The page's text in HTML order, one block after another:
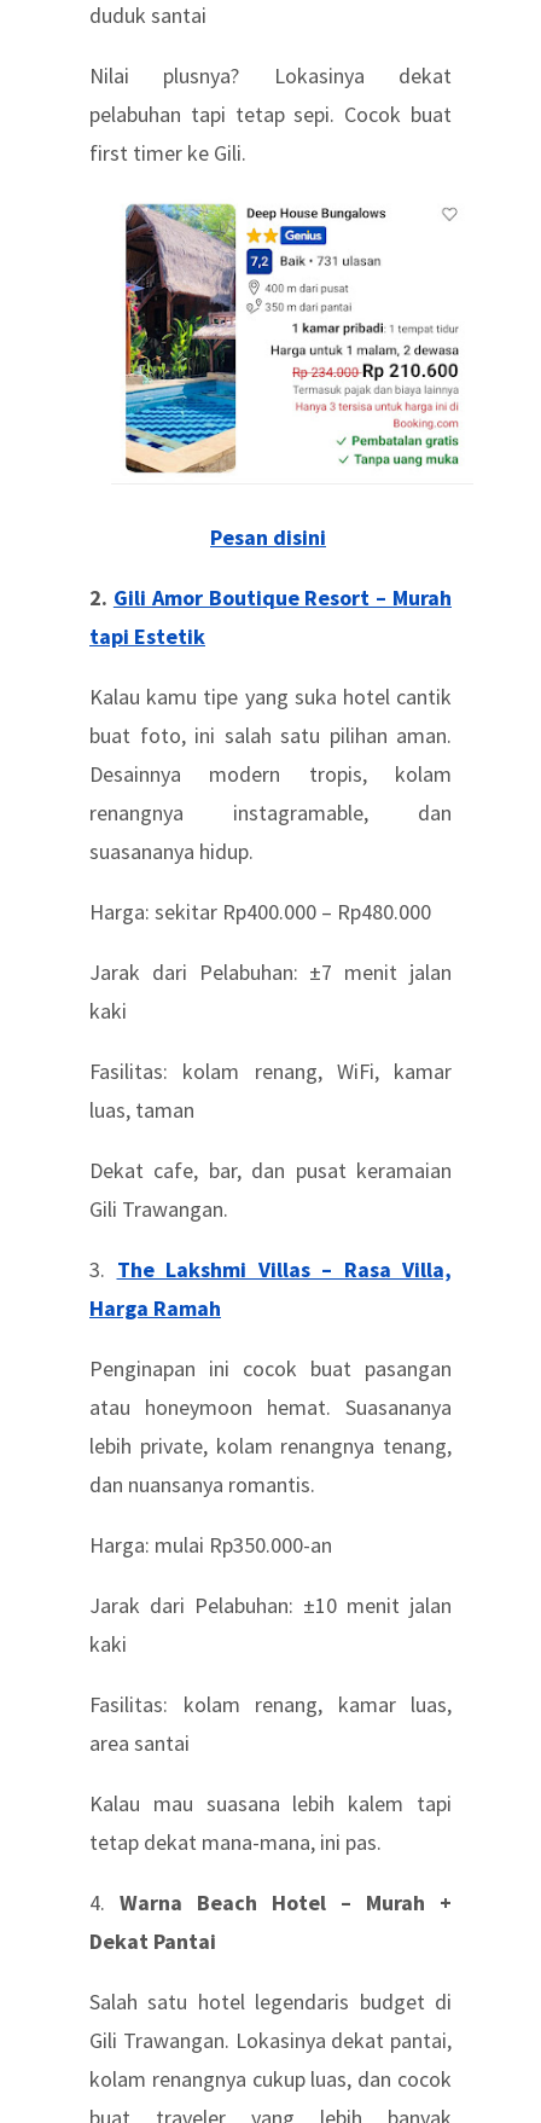
duduk santai
Nilai plusnya? Lokasinya dekat
pelabuhan tapi tetap sepi. Cocok buat
first timer ke Gili.
Pesan disini
2. Gili Amor Boutique Resort – Murah
tapi Estetik
Kalau kamu tipe yang suka hotel cantik
buat foto, ini salah satu pilihan aman.
Desainnya modern tropis, kolam
renangnya instagramable, dan
suasananya hidup.
Harga: sekitar Rp400.000 – Rp480.000
Jarak dari Pelabuhan: ±7 menit jalan
kaki
Fasilitas: kolam renang, WiFi, kamar
luas, taman
Dekat cafe, bar, dan pusat keramaian
Gili Trawangan.
3. The Lakshmi Villas – Rasa Villa,
Harga Ramah
Penginapan ini cocok buat pasangan
atau honeymoon hemat. Suasananya
lebih private, kolam renangnya tenang,
dan nuansanya romantis.
Harga: mulai Rp350.000-an
Jarak dari Pelabuhan: ±10 menit jalan
kaki
Fasilitas: kolam renang, kamar luas,
area santai
Kalau mau suasana lebih kalem tapi
tetap dekat mana-mana, ini pas.
4. Warna Beach Hotel – Murah +
Dekat Pantai
Salah satu hotel legendaris budget di
Gili Trawangan. Lokasinya dekat pantai,
kolam renangnya cukup luas, dan cocok